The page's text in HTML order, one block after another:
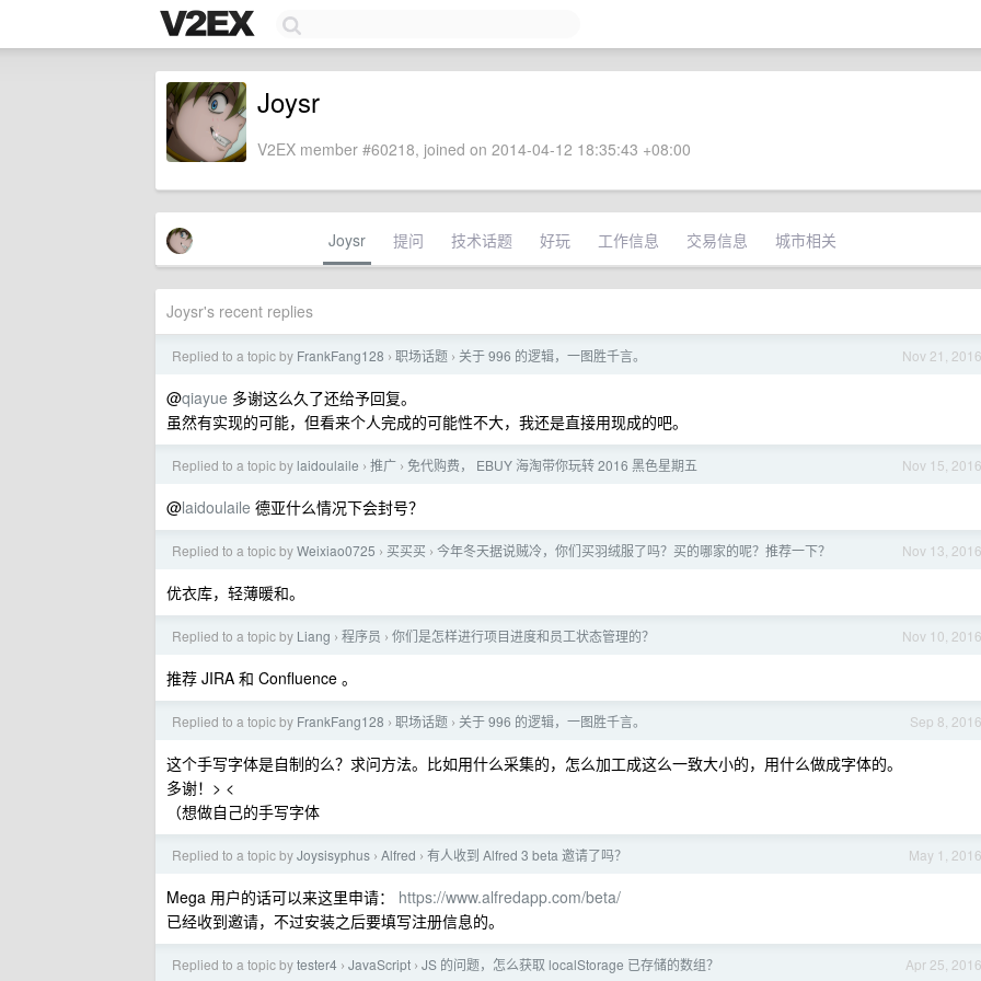
Joysr
V2EX member #60218, joined on 2014-04-12 18:35:43 +08:00
Joysr 提问 技术话题 好玩 工作信息 交易信息 城市相关
Joysr's recent replies
Nov 21, 2016
Replied to a topic by FrankFang128 › 职场话题 › 关于 996 的逻辑，一图胜千言。
@qiayue 多谢这么久了还给予回复。
虽然有实现的可能，但看来个人完成的可能性不大，我还是直接用现成的吧。
Nov 15, 2016
Replied to a topic by laidoulaile › 推广 › 免代购费， EBUY 海淘带你玩转 2016 黑色星期五
@laidoulaile 德亚什么情况下会封号？
Nov 13, 2016
Replied to a topic byWeixiao0725 › 买买买 › 今年冬天据说贼冷，你们买羽绒服了吗？买的哪家的呢？推荐一下？
优衣库，轻薄暖和。
Nov 10, 2016
Replied to a topic by Liang › 程序员 › 你们是怎样进行项目进度和员工状态管理的？
推荐 JIRA 和 Confluence 。
Sep 8, 2016
Replied to a topic by FrankFang128 › 职场话题 › 关于 996 的逻辑，一图胜千言。
这个手写字体是自制的么？求问方法。比如用什么采集的，怎么加工成这么一致大小的，用什么做成字体的。
多谢！> <
（想做自己的手写字体
May 1, 2016
Replied to a topic byJoysisyphus › Alfred › 有人收到 Alfred 3 beta 邀请了吗？
Mega 用户的话可以来这里申请： https://www.alfredapp.com/beta/
已经收到邀请，不过安装之后要填写注册信息的。
Apr 25, 2016
Replied to a topic bytester4 › JavaScript › JS 的问题，怎么获取 localStorage 已存储的数组？